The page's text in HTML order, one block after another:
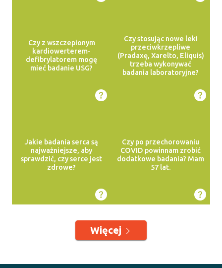
Czy z wszczepionym
kardiowerterem-
defibrylatorem mogę
mieć badanie USG?
Czy stosując nowe leki
przeciwkrzepliwe
(Pradaxę, Xarelto, Eliquis)
trzeba wykonywać
badania laboratoryjne?
Jakie badania serca są
najważniejsze, aby
sprawdzić, czy serce jest
zdrowe?
Czy po przechorowaniu
COVID powinnam zrobić
dodatkowe badania? Mam
57 lat.
Więcej